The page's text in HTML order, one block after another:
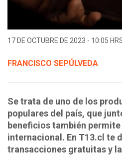
17 DE OCTUBRE DE 2023 - 10:05
FRANCISCO SEPÚLVEDA
Se trata de uno de los
populares del país, que
beneficios también
internacional. En T13.cl te
transacciones gratuitas y